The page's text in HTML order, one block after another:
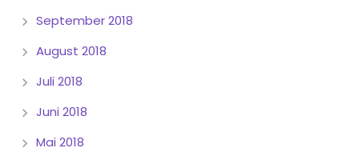
September 2018
August 2018
Juli 2018
Juni 2018
Mai 2018